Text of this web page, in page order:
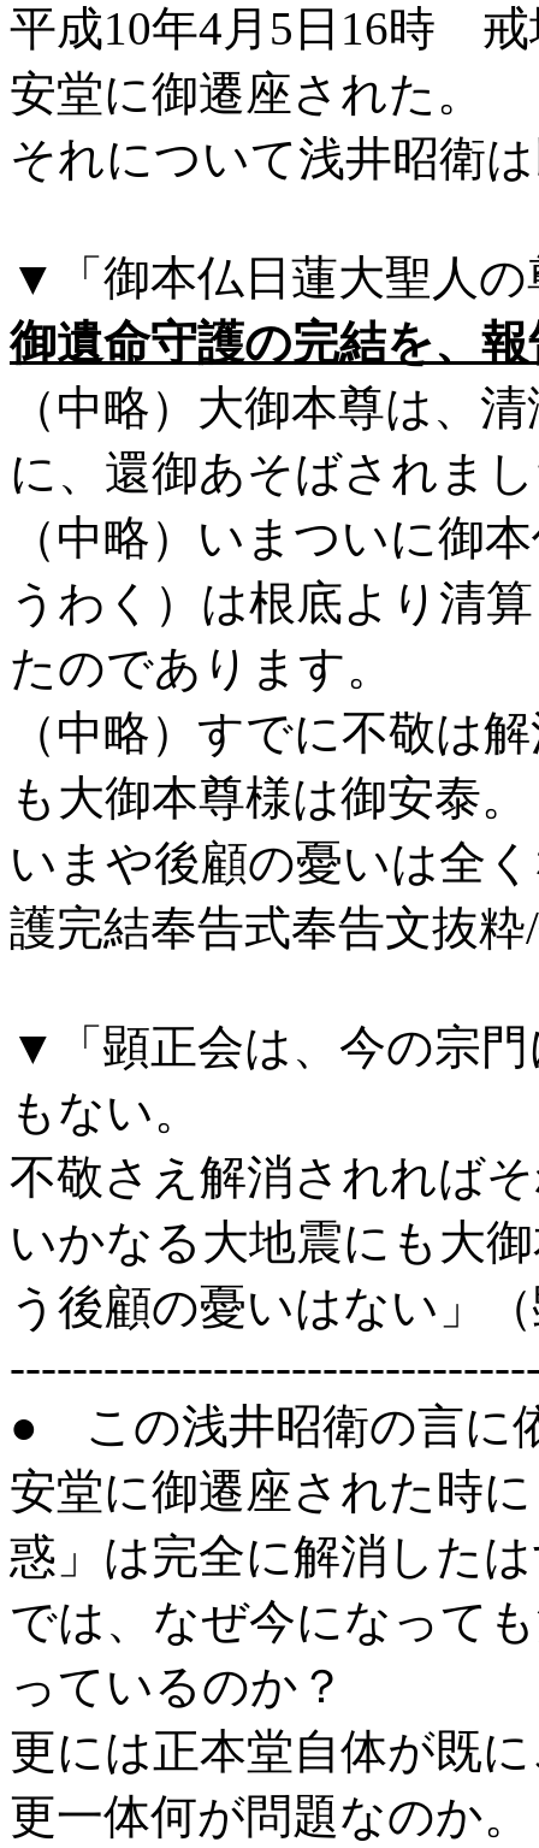
平成10年4月5日16時 戒
安堂に御遷座された。
それについて浅井昭衛
▼「御本仏日蓮大聖人
御遺命守護の完結を、報
（中略）大御本尊は、
に、還御あそばされま
（中略）いまついに御
うわく）は根底より清
たのであります。
（中略）すでに不敬は
も大御本尊様は御安泰。
いまや後顧の憂いは全
護完結奉告式奉告文抜
▼「顕正会は、今の宗
もない。
不敬さえ解消されれば
いかなる大地震にも大
う後顧の憂いはない」（
● この浅井昭衛の言に
安堂に御遷座された時
惑」は完全に解消した
では、なぜ今になって
っているのか？
更には正本堂自体が既
更一体何が問題なのか。